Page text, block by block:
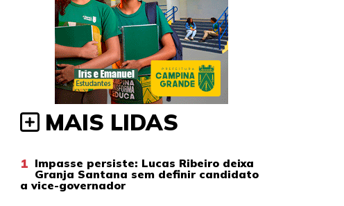
MAIS LIDAS
1 Impasse persiste: Lucas Ribeiro deixa
Granja Santana sem definir candidato
a vice-governador